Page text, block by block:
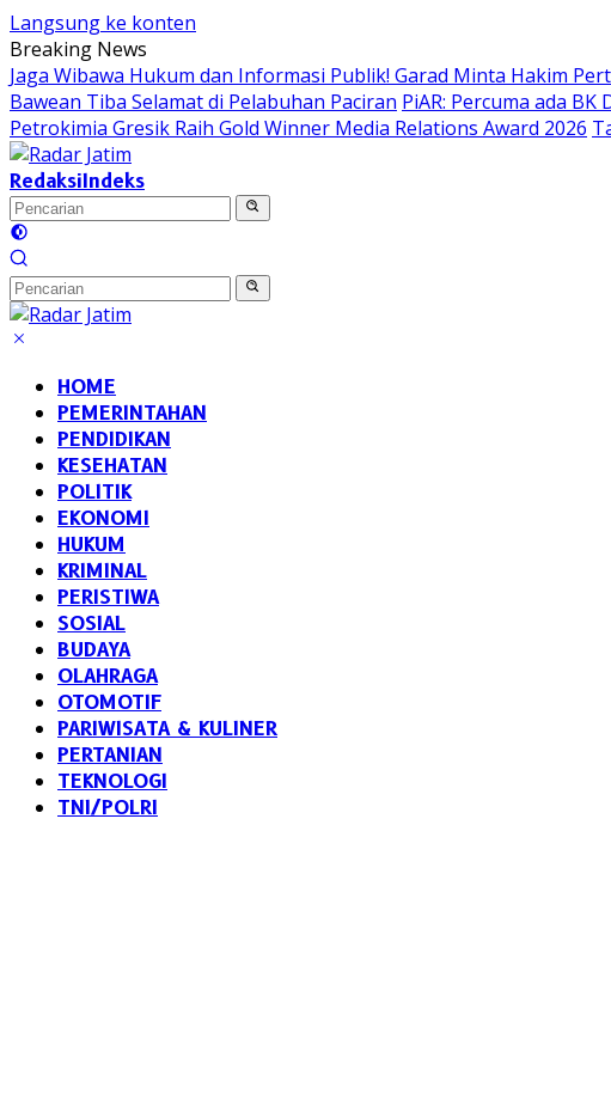
Langsung ke konten
Breaking News
Jaga Wibawa Hukum dan Informasi Publik! Garad Minta Hakim
Bawean Tiba Selamat di Pelabuhan Paciran PiAR: Percuma ada
Petrokimia Gresik Raih Gold Winner Media Relations Award 2026
RedaksiIndeks
HOME
PEMERINTAHAN
PENDIDIKAN
KESEHATAN
POLITIK
EKONOMI
HUKUM
KRIMINAL
PERISTIWA
SOSIAL
BUDAYA
OLAHRAGA
OTOMOTIF
PARIWISATA & KULINER
PERTANIAN
TEKNOLOGI
TNI/POLRI